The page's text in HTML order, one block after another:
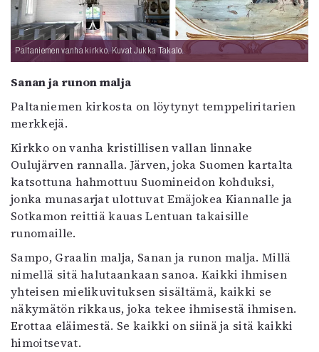
Paltaniemen vanha kirkko. Kuvat Jukka Takalo.
Sanan ja runon malja
Paltaniemen kirkosta on löytynyt temppeliritarien
merkkejä.
Kirkko on vanha kristillisen vallan linnake
Oulujärven rannalla. Järven, joka Suomen kartalta
katsottuna hahmottuu Suomineidon kohduksi,
jonka munasarjat ulottuvat Emäjokea Kiannalle ja
Sotkamon reittiä kauas Lentuan takaisille
runomaille.
Sampo, Graalin malja, Sanan ja runon malja. Millä
nimellä sitä halutaankaan sanoa. Kaikki ihmisen
yhteisen mielikuvituksen sisältämä, kaikki se
näkymätön rikkaus, joka tekee ihmisestä ihmisen.
Erottaa eläimestä. Se kaikki on siinä ja sitä kaikki
himoitsevat.